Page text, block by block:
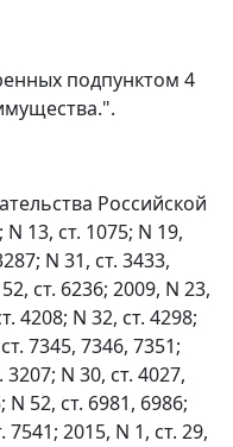
подпунктом 4
Российской
13, ст. 1075; N 19,
N 31, ст. 3433,
ст. 6236; 2009, N 23,
4208; N 32, ст. 4298;
7345, 7346, 7351;
3207; N 30, ст. 4027,
N 52, ст. 6981, 6986;
7541; 2015, N 1, ст. 29,